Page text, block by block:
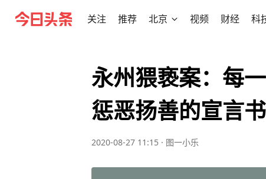
关注 推荐 北京 视频 财经 科
永州猥亵案：每
惩恶扬善的宣言书
2020-08-27 11:15 · 图一小乐